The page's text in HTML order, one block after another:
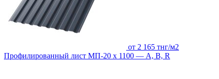
от 2 165 тнг/м2
Профилированный лист МП-20 х 1100 — А, В, R